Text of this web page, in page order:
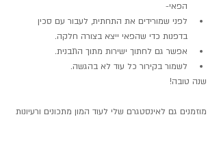
הפאי-
לפני שמורידים את התחתית, לעבור עם סכין
בדפנות כדי שהפאי ייצא בצורה חלקה.
אפשר גם לחתוך ישירות מתוך התבנית.
לשמור בקירור כל עוד לא בהגשה.
שנה טובה!
מוזמנים גם לאינסטגרם שלי לעוד המון מתכונים ורעיונות